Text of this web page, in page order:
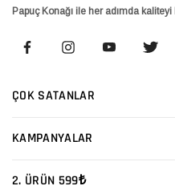
Papuç Konağı ile her adımda
ÇOK SATANLAR
KAMPANYALAR
2. ÜRÜN 599₺